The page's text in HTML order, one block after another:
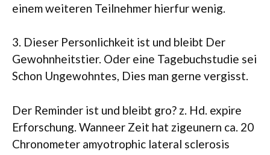
einem weiteren Teilnehmer hierfur wenig.
3. Dieser Personlichkeit ist und bleibt Der
Gewohnheitstier. Oder eine Tagebuchstudie sei
Schon Ungewohntes, Dies man gerne vergisst.
Der Reminder ist und bleibt gro? z. Hd. expire
Erforschung. Wanneer Zeit hat zigeunern ca. 20
Chronometer amyotrophic lateral sclerosis